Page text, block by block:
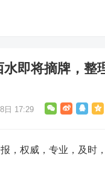
即将摘牌，整
日 17:29
权威，专业，及时，